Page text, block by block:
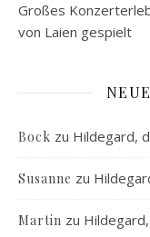
Großes
von Laien gespielt
Bock zu Hildegard,
Susanne zu
Martin zu